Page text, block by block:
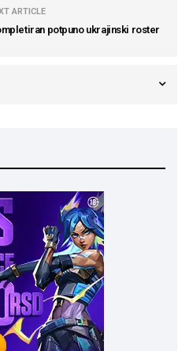
ARTICLE
potpuno ukrajinski roster